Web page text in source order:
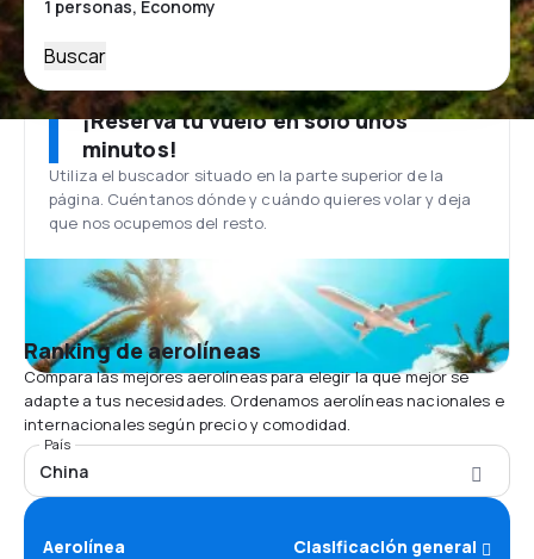
Buscar
¡Reserva tu vuelo en solo unos
minutos!
Utiliza el buscador situado en la parte superior de la
página. Cuéntanos dónde y cuándo quieres volar y deja
que nos ocupemos del resto.
Ranking de aerolíneas
Compara las mejores aerolíneas para elegir la que mejor se
adapte a tus necesidades. Ordenamos aerolíneas nacionales e
internacionales según precio y comodidad.
País
China
Aerolínea Clasificación general